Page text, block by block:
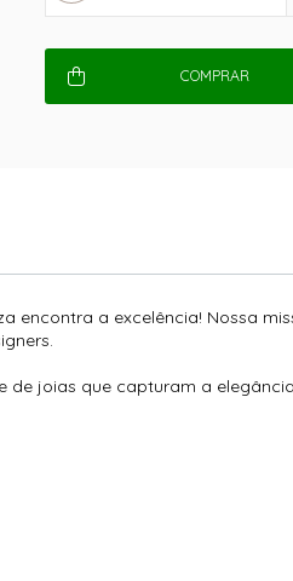
COMPRAR
encontra a excelência! Nossa
de joias que capturam a